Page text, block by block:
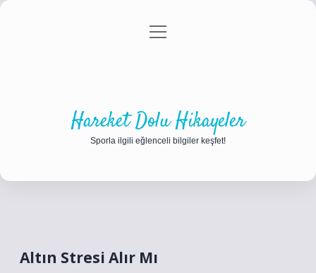
Gizlilik Politikası
menüyü
Hareket Dolu Hikayeler
Sporla ilgili eğlenceli bilgiler keşfet!
Altın Stresi Alır Mı